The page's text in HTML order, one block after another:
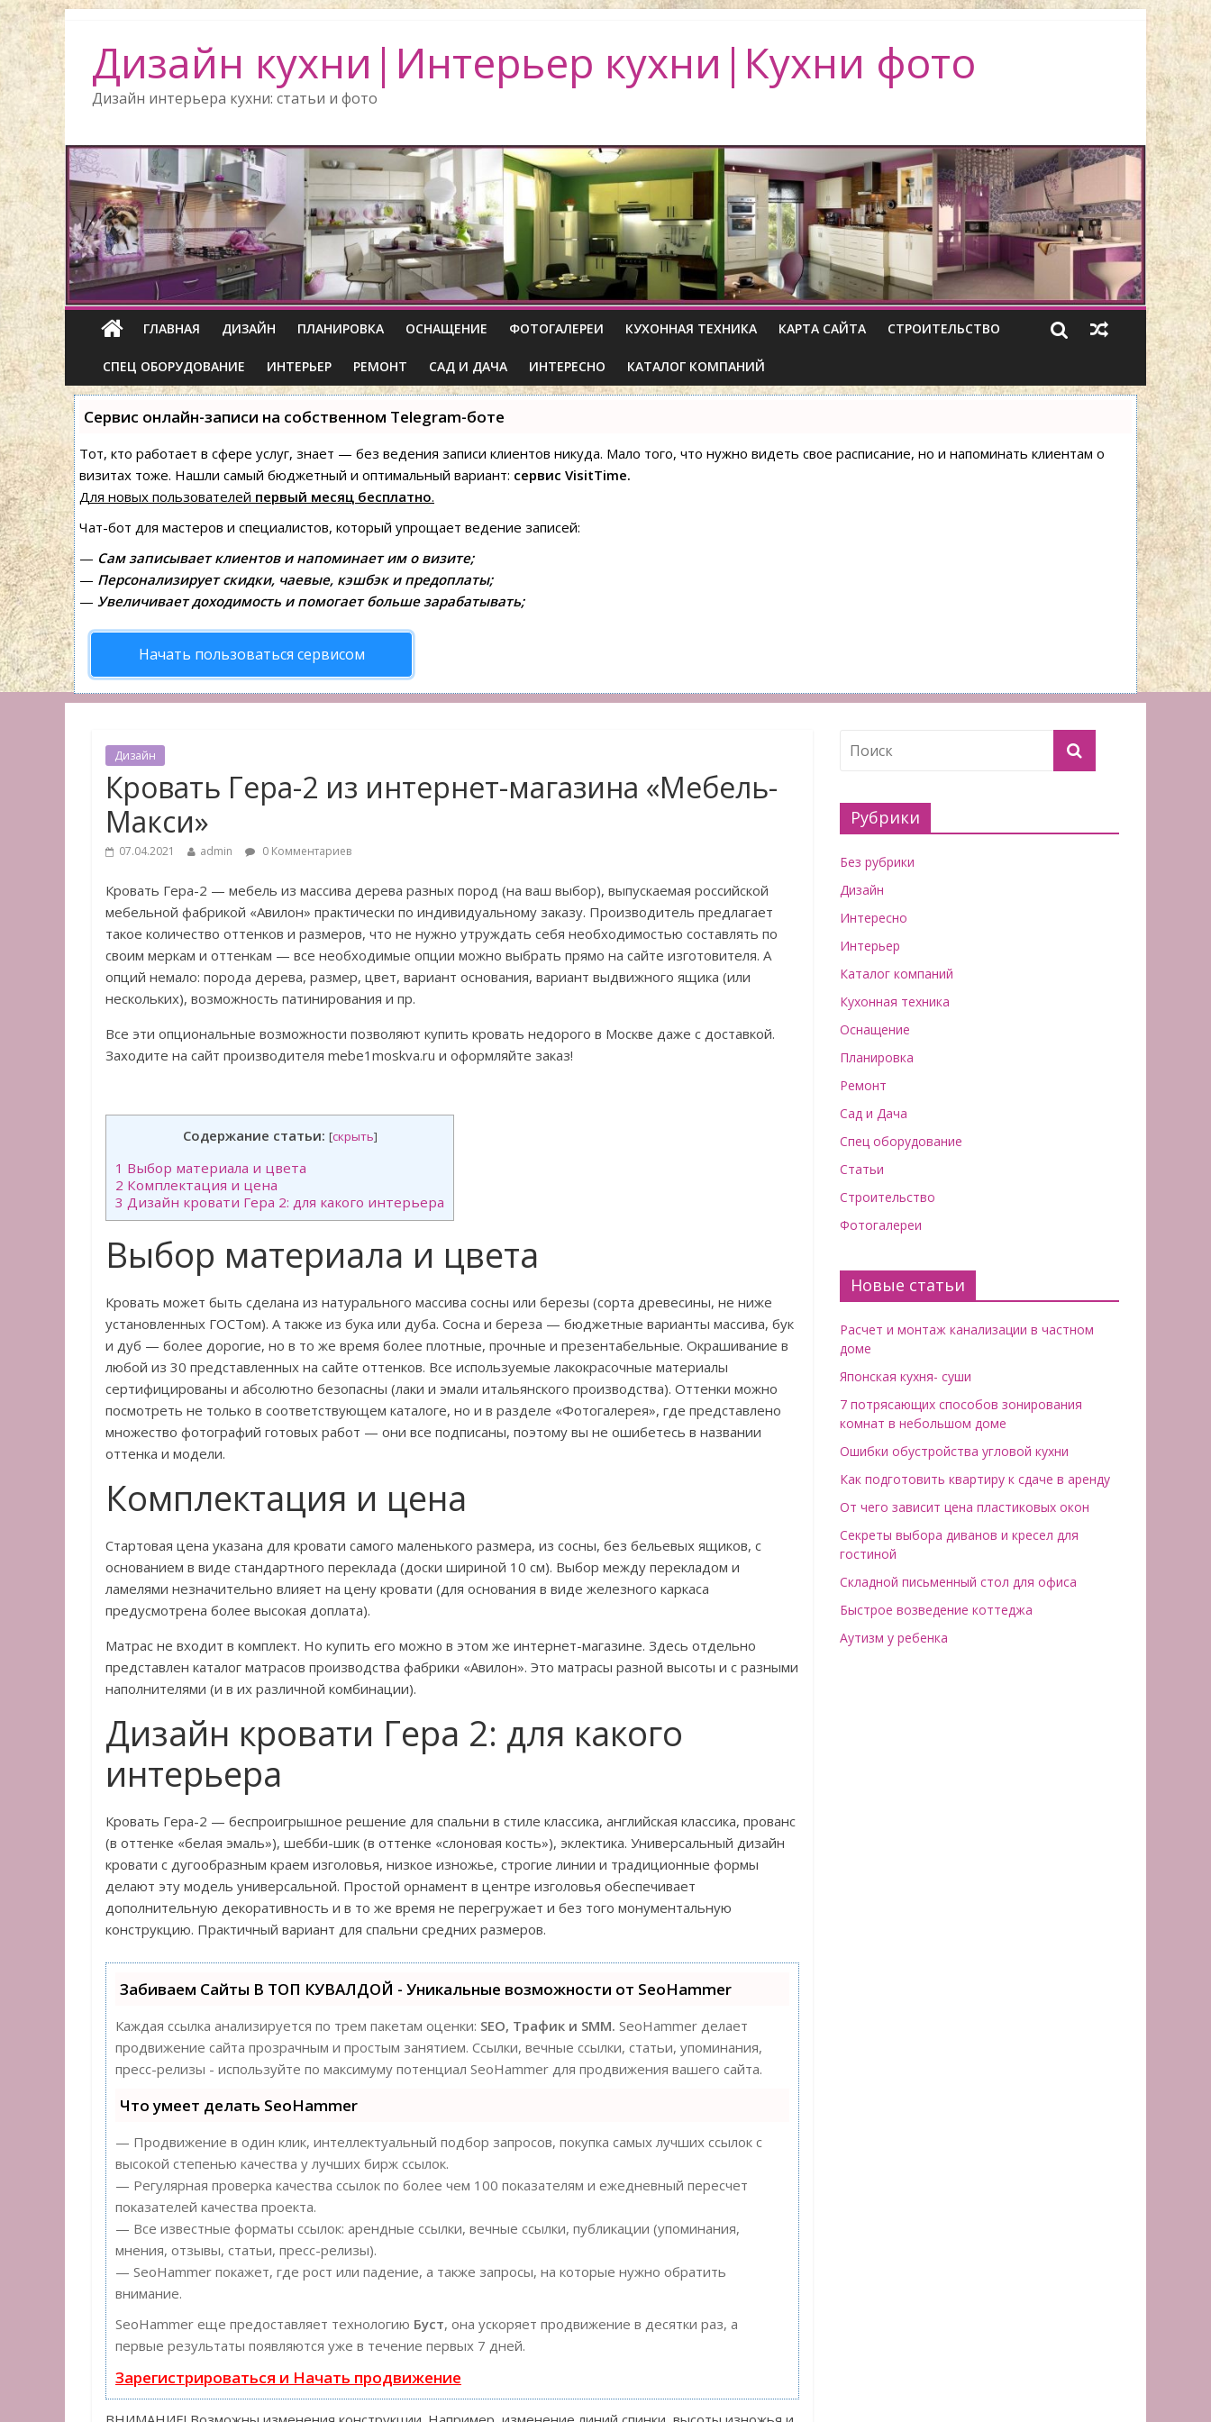
Дизайн кухни|Интерьер кухни|Кухни фото
Дизайн интерьера кухни: статьи и фото
ГЛАВНАЯ ДИЗАЙН ПЛАНИРОВКА ОСНАЩЕНИЕ ФОТОГАЛЕРЕИ КУХОННАЯ ТЕХНИКА КАРТА САЙТА СТРОИТЕЛЬСТВО
СПЕЦ ОБОРУДОВАНИЕ ИНТЕРЬЕР РЕМОНТ САД И ДАЧА ИНТЕРЕСНО КАТАЛОГ КОМПАНИЙ
Сервис онлайн-записи на собственном Telegram-боте
Тот, кто работает в сфере услуг, знает — без ведения записи клиентов никуда. Мало того, что нужно видеть свое расписание, но и напоминать клиентам о
визитах тоже. Нашли самый бюджетный и оптимальный вариант: сервис VisitTime.
Для новых пользователей первый месяц бесплатно.
Чат-бот для мастеров и специалистов, который упрощает ведение записей:
— Сам записывает клиентов и напоминает им о визите;
— Персонализирует скидки, чаевые, кэшбэк и предоплаты;
— Увеличивает доходимость и помогает больше зарабатывать;
Начать пользоваться сервисом
Дизайн
Кровать Гера-2 из интернет-магазина «Мебель-
Макси»
07.04.2021 admin 0 Комментариев
Кровать Гера-2 — мебель из массива дерева разных пород (на ваш выбор), выпускаемая российской
мебельной фабрикой «Авилон» практически по индивидуальному заказу. Производитель предлагает
такое количество оттенков и размеров, что не нужно утруждать себя необходимостью составлять по
своим меркам и оттенкам — все необходимые опции можно выбрать прямо на сайте изготовителя. А
опций немало: порода дерева, размер, цвет, вариант основания, вариант выдвижного ящика (или
нескольких), возможность патинирования и пр.
Все эти опциональные возможности позволяют купить кровать недорого в Москве даже с доставкой.
Заходите на сайт производителя mebe1moskva.ru и оформляйте заказ!
Содержание статьи: [скрыть]
1 Выбор материала и цвета
2 Комплектация и цена
3 Дизайн кровати Гера 2: для какого интерьера
Выбор материала и цвета
Кровать может быть сделана из натурального массива сосны или березы (сорта древесины, не ниже
установленных ГОСТом). А также из бука или дуба. Сосна и береза — бюджетные варианты массива, бук
и дуб — более дорогие, но в то же время более плотные, прочные и презентабельные. Окрашивание в
любой из 30 представленных на сайте оттенков. Все используемые лакокрасочные материалы
сертифицированы и абсолютно безопасны (лаки и эмали итальянского производства). Оттенки можно
посмотреть не только в соответствующем каталоге, но и в разделе «Фотогалерея», где представлено
множество фотографий готовых работ — они все подписаны, поэтому вы не ошибетесь в названии
оттенка и модели.
Комплектация и цена
Стартовая цена указана для кровати самого маленького размера, из сосны, без бельевых ящиков, с
основанием в виде стандартного переклада (доски шириной 10 см). Выбор между перекладом и
ламелями незначительно влияет на цену кровати (для основания в виде железного каркаса
предусмотрена более высокая доплата).
Матрас не входит в комплект. Но купить его можно в этом же интернет-магазине. Здесь отдельно
представлен каталог матрасов производства фабрики «Авилон». Это матрасы разной высоты и с разными
наполнителями (и в их различной комбинации).
Дизайн кровати Гера 2: для какого
интерьера
Кровать Гера-2 — беспроигрышное решение для спальни в стиле классика, английская классика, прованс
(в оттенке «белая эмаль»), шебби-шик (в оттенке «слоновая кость»), эклектика. Универсальный дизайн
кровати с дугообразным краем изголовья, низкое изножье, строгие линии и традиционные формы
делают эту модель универсальной. Простой орнамент в центре изголовья обеспечивает
дополнительную декоративность и в то же время не перегружает и без того монументальную
конструкцию. Практичный вариант для спальни средних размеров.
Забиваем Сайты В ТОП КУВАЛДОЙ - Уникальные возможности от SeoHammer
Каждая ссылка анализируется по трем пакетам оценки: SEO, Трафик и SMM. SeoHammer делает
продвижение сайта прозрачным и простым занятием. Ссылки, вечные ссылки, статьи, упоминания,
пресс-релизы - используйте по максимуму потенциал SeoHammer для продвижения вашего сайта.
Что умеет делать SeoHammer
— Продвижение в один клик, интеллектуальный подбор запросов, покупка самых лучших ссылок с
высокой степенью качества у лучших бирж ссылок.
— Регулярная проверка качества ссылок по более чем 100 показателям и ежедневный пересчет
показателей качества проекта.
— Все известные форматы ссылок: арендные ссылки, вечные ссылки, публикации (упоминания,
мнения, отзывы, статьи, пресс-релизы).
— SeoHammer покажет, где рост или падение, а также запросы, на которые нужно обратить
внимание.
SeoHammer еще предоставляет технологию Буст, она ускоряет продвижение в десятки раз, а
первые результаты появляются уже в течение первых 7 дней.
Зарегистрироваться и Начать продвижение
Рубрики
Без рубрики
Дизайн
Интересно
Интерьер
Каталог компаний
Кухонная техника
Оснащение
Планировка
Ремонт
Сад и Дача
Спец оборудование
Статьи
Строительство
Фотогалереи
Новые статьи
Расчет и монтаж канализации в частном
доме
Японская кухня- суши
7 потрясающих способов зонирования
комнат в небольшом доме
Ошибки обустройства угловой кухни
Как подготовить квартиру к сдаче в аренду
От чего зависит цена пластиковых окон
Секреты выбора диванов и кресел для
гостиной
Складной письменный стол для офиса
Быстрое возведение коттеджа
Аутизм у ребенка